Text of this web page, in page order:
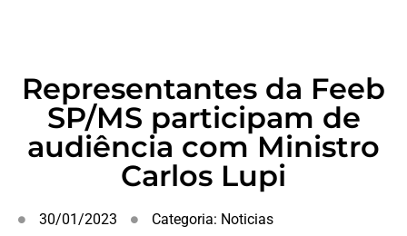
Representantes da Feeb
SP/MS participam de
audiência com Ministro
Carlos Lupi
30/01/2023 Categoria: Noticias